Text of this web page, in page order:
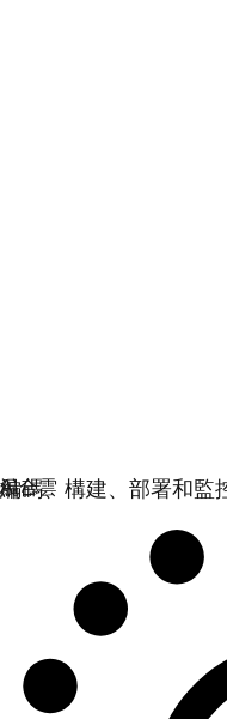
編碼、構建、部署和監